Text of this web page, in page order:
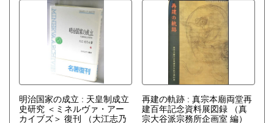
明治国家の成立 : 天皇制成立
史研究 ＜ミネルヴァ・アー
カイブズ＞ 復刊
（大江志乃
再建の軌跡 : 真宗本廟両堂再
建百年記念資料展図録
（真
宗大谷派宗務所企画室 編）